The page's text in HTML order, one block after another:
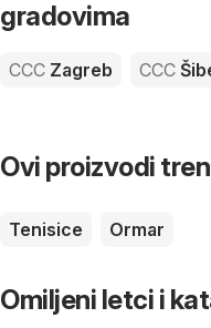
gradovima
CCC Zagreb CCC
Ovi proizvodi
Tenisice Ormar
Omiljeni letci i